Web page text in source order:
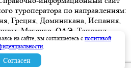
туроператора по направлениям:
Греция, Доминикана, Испания,
Мексика, ОАЭ, Таиланд,
о ценах, указанная на
ни офертой. определяемой
Гражданского кодекса
на сайте, вы соглашаетесь с политикой
.
Согласен